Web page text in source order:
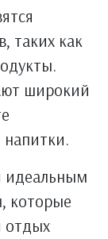
таких как
широкий
идеальным
которые
отдых